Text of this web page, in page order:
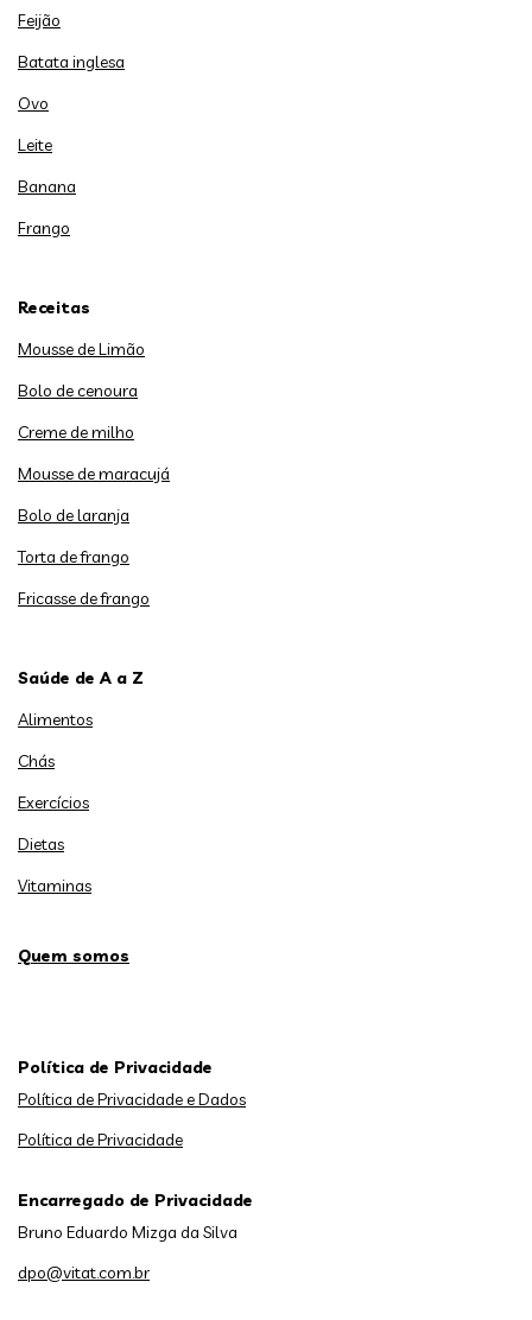
Feijão
Batata inglesa
Ovo
Leite
Banana
Frango
Receitas
Mousse de Limão
Bolo de cenoura
Creme de milho
Mousse de maracujá
Bolo de laranja
Torta de frango
Fricasse de frango
Saúde de A a Z
Alimentos
Chás
Exercícios
Dietas
Vitaminas
Quem somos
Política de Privacidade
Política de Privacidade e Dados
Política de Privacidade
Encarregado de Privacidade
Bruno Eduardo Mizga da Silva
dpo@vitat.com.br